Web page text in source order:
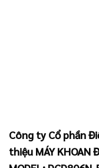
Công ty Cổ phần
thiệu MÁY KHOAN